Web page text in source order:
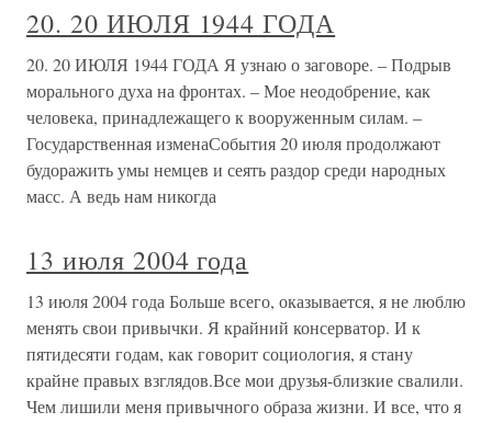
20. 20 ИЮЛЯ 1944 ГОДА
20. 20 ИЮЛЯ 1944 ГОДА Я узнаю о заговоре. – Подрыв
морального духа на фронтах. – Мое неодобрение, как
человека, принадлежащего к вооруженным силам. –
Государственная изменаСобытия 20 июля продолжают
будоражить умы немцев и сеять раздор среди народных
масс. А ведь нам никогда
13 июля 2004 года
13 июля 2004 года Больше всего, оказывается, я не люблю
менять свои привычки. Я крайний консерватор. И к
пятидесяти годам, как говорит социология, я стану
крайне правых взглядов.Все мои друзья-близкие свалили.
Чем лишили меня привычного образа жизни. И все, что я